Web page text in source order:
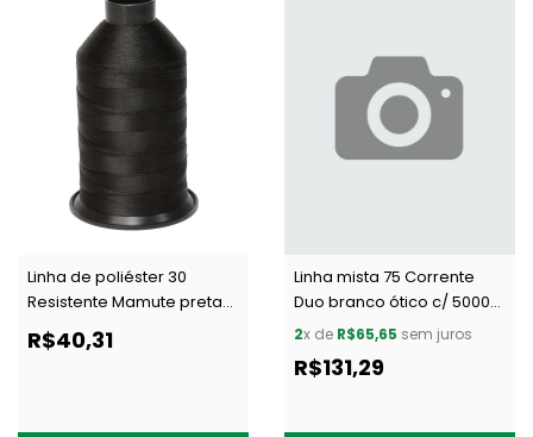
Linha de poliéster 30
Resistente Mamute preta
c/ 250 g
R$40,31
Linha mista 75 Corrente
Duo branco ótico c/ 5000
m
2x de R$65,65 sem juros
R$131,29